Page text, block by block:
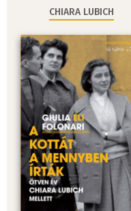
CHIARA LUBICH